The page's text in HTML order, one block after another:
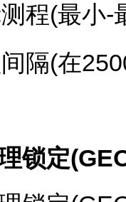
程(最小-
隔(在
锁定